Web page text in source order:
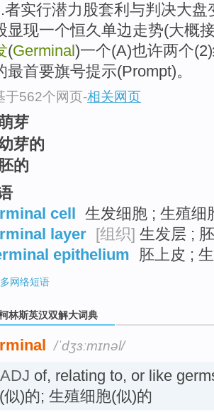
者实行潜力股套利与判决大
显现一个恒久单边走势(大概
(Germinal)一个(A)也许两个
最首要旗号提示(Prompt)。
于562个网页-相关网页
芽
芽的
胚的
cell 生发细胞 ; 生殖细
layer [组织] 生发层 ;
epithelium
胚上皮 ;
网络短语
林斯英汉双解大词典
/ˈdʒɜːmɪnəl/
ADJ of, relating to, or like
(似)的; 生殖细胞(似)的